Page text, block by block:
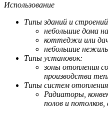
Использование
Типы зданий и
небольшие дома на
коттеджи или
небольшие
Типы установок:
зоны отопления
производства
Типы систем
Радиаторы,
полов и